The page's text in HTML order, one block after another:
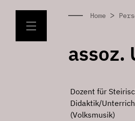
Home >
assoz.
Dozent für
Didaktik/
(Volksmusik)